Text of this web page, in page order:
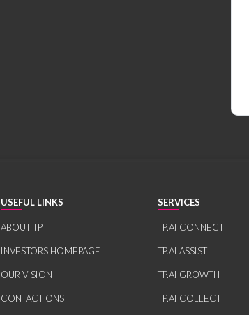
USEFUL LINKS
ABOUT TP
INVESTORS HOMEPAGE
OUR VISION
CONTACT ONS
SERVICES
TP.AI CONNECT
TP.AI ASSIST
TP.AI GROWTH
TP.AI COLLECT